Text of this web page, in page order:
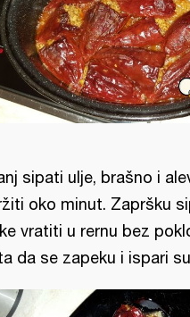
sipati ulje, brašno i
oko minut. Zapršku
vratiti u rernu bez
da se zapeku i ispari